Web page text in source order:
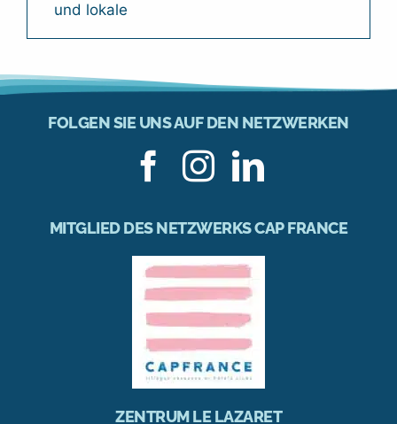
und lokale
FOLGEN SIE UNS AUF DEN NETZWERKEN
MITGLIED DES NETZWERKS CAP FRANCE
ZENTRUM LE LAZARET